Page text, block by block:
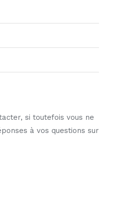
si toutefois vous ne
à vos questions sur